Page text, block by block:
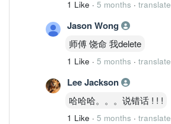
1 Like · 5 months · translate
Jason Wong
师傅 饶命 我delete
1 Like · 5 months · translate
Lee Jackson
哈哈哈。。。说错话 ! ! !
1 Like · 5 months · translate